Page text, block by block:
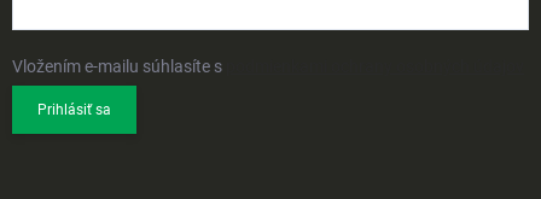
Vložením e-mailu súhlasíte s
Prihlásiť sa